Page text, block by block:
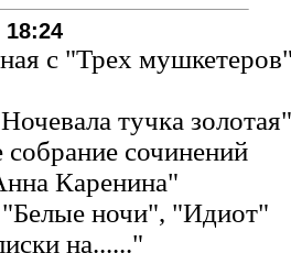
18:24
с "Трех
тучка золотая"
сочинений
Каренина"
"Белые ночи", "Идиот"
на......"